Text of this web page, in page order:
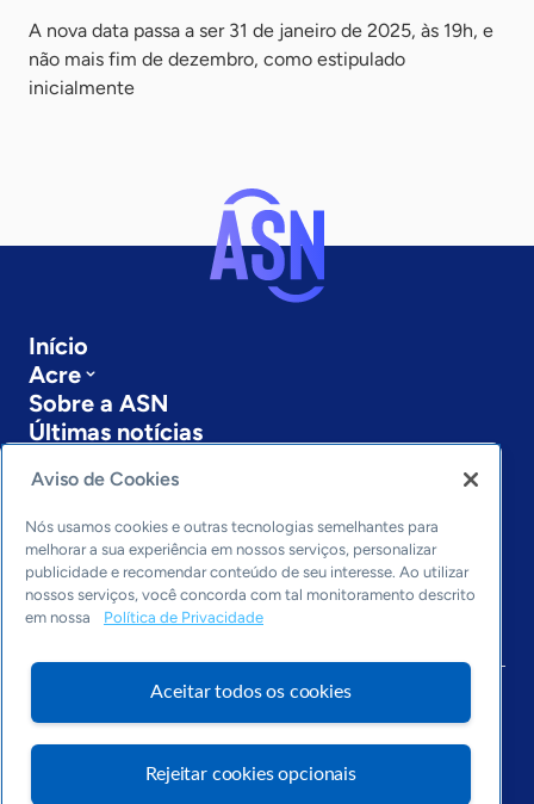
A nova data passa a ser 31 de janeiro de 2025, às 19h, e
não mais fim de dezembro, como estipulado
inicialmente
Início
Acre
Sobre a ASN
Últimas notícias
Editorias
Economia & Política
Inovação & Tecnologia
Cultura empreendedora
Dados
Aviso de Cookies
Nós usamos cookies e outras tecnologias semelhantes para
melhorar a sua experiência em nossos serviços, personalizar
publicidade e recomendar conteúdo de seu interesse. Ao utilizar
nossos serviços, você concorda com tal monitoramento descrito
em nossa
Política de Privacidade
Aceitar todos os cookies
Rejeitar cookies opcionais